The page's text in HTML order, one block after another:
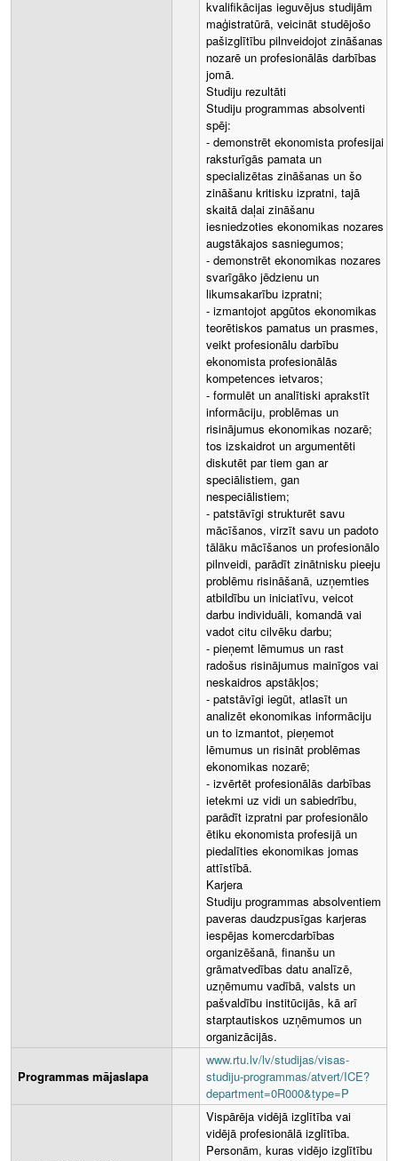
kvalifikācijas ieguvējus studijām
maģistratūrā, veicināt studējošo
pašizglītību pilnveidojot zināšanas
nozarē un profesionālās darbības
jomā.
Studiju rezultāti
Studiju programmas absolventi
spēj:
- demonstrēt ekonomista profesijai
raksturīgās pamata un
specializētas zināšanas un šo
zināšanu kritisku izpratni, tajā
skaitā daļai zināšanu
iesniedzoties ekonomikas nozares
augstākajos sasniegumos;
- demonstrēt ekonomikas nozares
svarīgāko jēdzienu un
likumsakarību izpratni;
- izmantojot apgūtos ekonomikas
teorētiskos pamatus un prasmes,
veikt profesionālu darbību
ekonomista profesionālās
kompetences ietvaros;
- formulēt un analītiski aprakstīt
informāciju, problēmas un
risinājumus ekonomikas nozarē;
tos izskaidrot un argumentēti
diskutēt par tiem gan ar
speciālistiem, gan
nespeciālistiem;
- patstāvīgi strukturēt savu
mācīšanos, virzīt savu un padoto
tālāku mācīšanos un profesionālo
pilnveidi, parādīt zinātnisku pieeju
problēmu risināšanā, uzņemties
atbildību un iniciatīvu, veicot
darbu individuāli, komandā vai
vadot citu cilvēku darbu;
- pieņemt lēmumus un rast
radošus risinājumus mainīgos vai
neskaidros apstākļos;
- patstāvīgi iegūt, atlasīt un
analizēt ekonomikas informāciju
un to izmantot, pieņemot
lēmumus un risināt problēmas
ekonomikas nozarē;
- izvērtēt profesionālās darbības
ietekmi uz vidi un sabiedrību,
parādīt izpratni par profesionālo
ētiku ekonomista profesijā un
piedalīties ekonomikas jomas
attīstībā.
Karjera
Studiju programmas absolventiem
paveras daudzpusīgas karjeras
iespējas komercdarbības
organizēšanā, finanšu un
grāmatvedības datu analīzē,
uzņēmumu vadībā, valsts un
pašvaldību institūcijās, kā arī
starptautiskos uzņēmumos un
organizācijās.
Programmas mājaslapa
www.rtu.lv/lv/studijas/visas-
studiju-programmas/atvert/ICE?
department=0R000&type=P
Vispārēja vidējā izglītība vai
vidējā profesionālā izglītība.
Personām, kuras vidējo izglītību